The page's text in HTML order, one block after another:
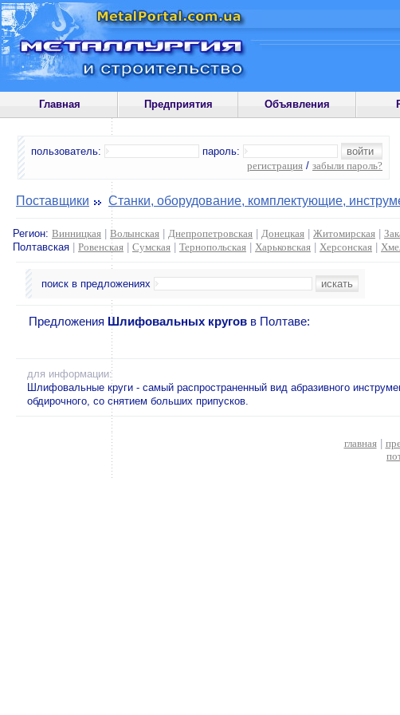
Главная Предприятия Объявления
пользователь:
пароль:
регистрация / забыли пароль?
Поставщики Станки, оборудование, комплектующие,
Регион: Винницкая Волынская Днепропетровская Донецкая Житомирская
Полтавская
Ровенская Сумская Тернопольская Харьковская Херсонская
поиск в предложениях
Предложения Шлифовальных кругов в Полтаве:
для информации:
Шлифовальные круги - самый распространенный вид абразивного
обдирочного, со снятием больших припусков.
главная|